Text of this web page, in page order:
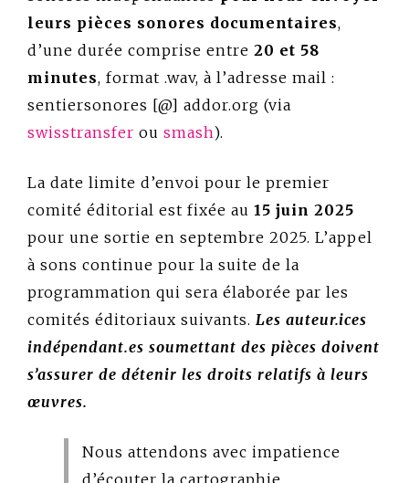
leurs pièces sonores documentaires,
d’une durée comprise entre 20 et 58
minutes, format .wav, à l’adresse mail :
sentiersonores [@] addor.org (via
swisstransfer ou smash).
La date limite d’envoi pour le premier
comité éditorial est fixée au 15 juin 2025
pour une sortie en septembre 2025. L’appel
à sons continue pour la suite de la
programmation qui sera élaborée par les
comités éditoriaux suivants. Les auteur.ices
indépendant.es soumettant des pièces doivent
s’assurer de détenir les droits relatifs à leurs
œuvres.
Nous attendons avec impatience
d’écouter la cartographie